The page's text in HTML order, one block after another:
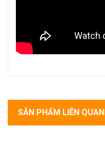
SẢN PHẨM LIÊN QUAN